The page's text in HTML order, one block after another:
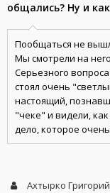
общались? Ну и
Пообщаться не
Мы смотрели на
Серьезного
стоял очень
настоящий,
"чеке" и видели,
дело, которое
Ахтырко